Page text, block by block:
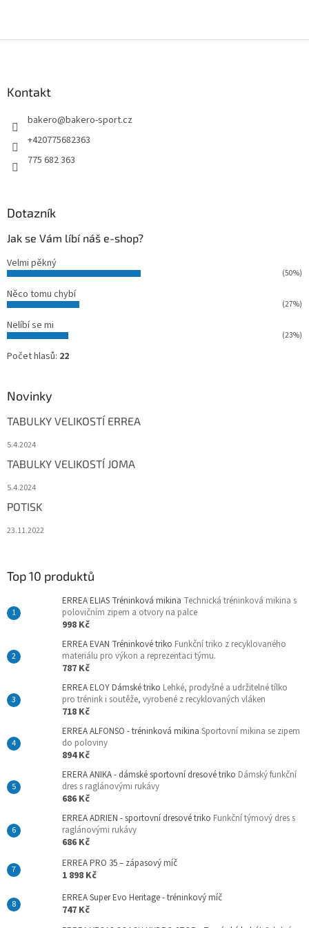
Kontakt
bakero@bakero-sport.cz
+420775682363
775 682 363
Dotazník
Jak se Vám líbí náš e-shop?
Velmi pěkný
(50%)
Něco tomu chybí
(27%)
Nelíbí se mi
(23%)
Počet hlasů: 22
Novinky
TABULKY VELIKOSTÍ ERREA
5.4.2024
TABULKY VELIKOSTÍ JOMA
5.4.2024
POTISK
23.11.2022
Top 10 produktů
ERREA ELIAS Tréninková mikina Technická tréninková mikina s
polovičním zipem a otvory na palce
998 Kč
ERREA EVAN Tréninkové triko Funkční triko z recyklovaného
materiálu pro výkon a reprezentaci týmu.
787 Kč
ERREA ELOY Dámské triko Lehké, prodyšné a udržitelné tílko
pro trénink i soutěže, vyrobené z recyklovaných vláken
718 Kč
ERREA ALFONSO - tréninková mikina Sportovní mikina se zipem
do poloviny
894 Kč
ERERA ANIKA - dámské sportovní dresové triko Dámský funkční
dres s raglánovými rukávy
686 Kč
ERREA ADRIEN - sportovní dresové triko Funkční týmový dres s
raglánovými rukávy
686 Kč
ERREA PRO 35 – zápasový míč
1 898 Kč
ERREA Super Evo Heritage - tréninkový míč
747 Kč